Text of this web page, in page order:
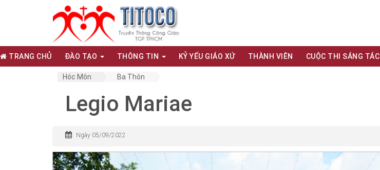
TRANG CHỦ ĐÀO TẠO THÔNG TIN KỶ YẾU GIÁO XỨ THÀNH VIÊN CUỘC THI SÁNG TÁC
Hóc Môn Ba Thôn
Legio Mariae
Ngày 05/09/2022